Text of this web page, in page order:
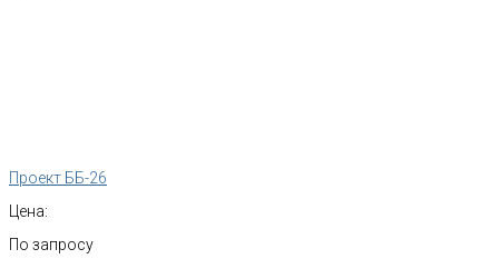
Проект ББ-26
Цена:
По запросу